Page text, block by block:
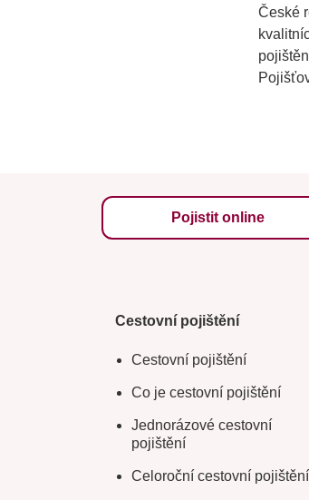
České
Pojistit online
Cestovní pojištění
Cestovní pojištění
Co je cestovní pojištění
Jednorázové cestovní
pojištění
Celoroční cestovní pojištění